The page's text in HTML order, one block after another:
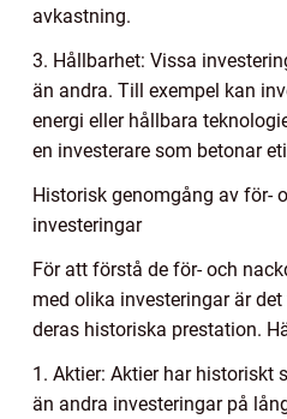
avkastning.
3. Hållbarhet: Vissa
än andra. Till exempel kan
energi eller hållbara
en investerare som betonar
Historisk genomgång av för-
investeringar
För att förstå de för- och
med olika investeringar är
deras historiska prestation.
1. Aktier: Aktier har historiskt
än andra investeringar på